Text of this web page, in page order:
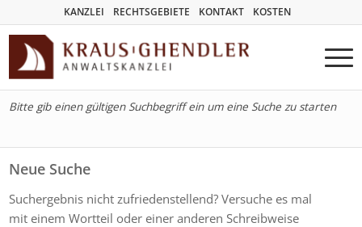
KANZLEI RECHTSGEBIETE KONTAKT KOSTEN
Bitte gib einen gültigen Suchbegriff ein um eine Suche zu starten
Neue Suche
Suchergebnis nicht zufriedenstellend? Versuche es mal
mit einem Wortteil oder einer anderen Schreibweise